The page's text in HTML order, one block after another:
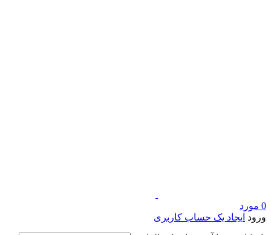
0 مورد
ورود ایجاد یک حساب کاربری